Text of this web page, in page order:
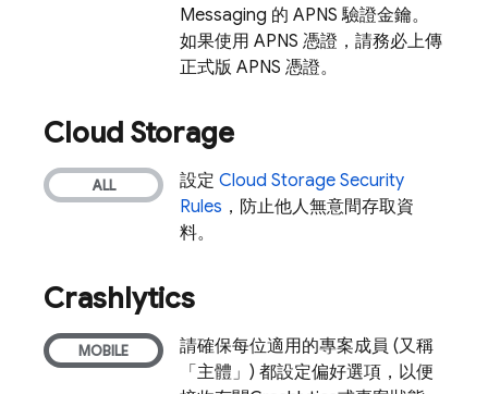
Messaging 的 APNS 驗證金鑰。
如果使用 APNS 憑證，請務必上傳
正式版 APNS 憑證。
Cloud Storage
設定 Cloud Storage Security
Rules ，防止他人無意間存取資
料。
Crashlytics
請確保每位適用的專案成員 (又稱
「主體」) 都設定偏好選項，以便